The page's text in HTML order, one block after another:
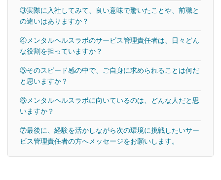
③実際に入社してみて、良い意味で驚いたことや、前職と
の違いはありますか？
④メンタルヘルスラボのサービス管理責任者は、日々どん
な役割を担っていますか？
⑤そのスピード感の中で、ご自身に求められることは何だ
と思いますか？
⑥メンタルヘルスラボに向いているのは、どんな人だと思
いますか？
⑦最後に、経験を活かしながら次の環境に挑戦したいサー
ビス管理責任者の方へメッセージをお願いします。